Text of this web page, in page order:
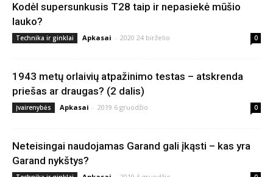
Kodėl supersunkusis T28 taip ir nepasiekė mūšio
lauko?
Technika ir ginklai Apkasai - 2020 24 birželio 0
1943 metų orlaivių atpažinimo testas – atskrenda
priešas ar draugas? (2 dalis)
Įvairenybės Apkasai - 2019 6 gruodžio 0
Neteisingai naudojamas Garand gali įkąsti – kas yra
Garand nykštys?